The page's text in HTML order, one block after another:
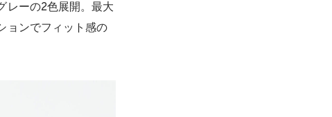
レーの2色展開。最大
ョンでフィット感の